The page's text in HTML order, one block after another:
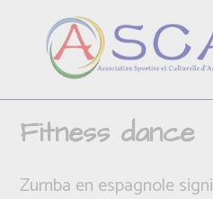
Fitness dance
Zumba en espagnole